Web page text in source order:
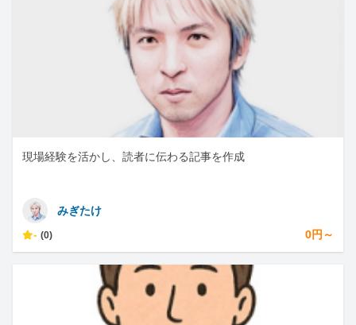
現場経験を活かし、読者に伝わる記事を作成
みぎたけ
- (0) 0円～